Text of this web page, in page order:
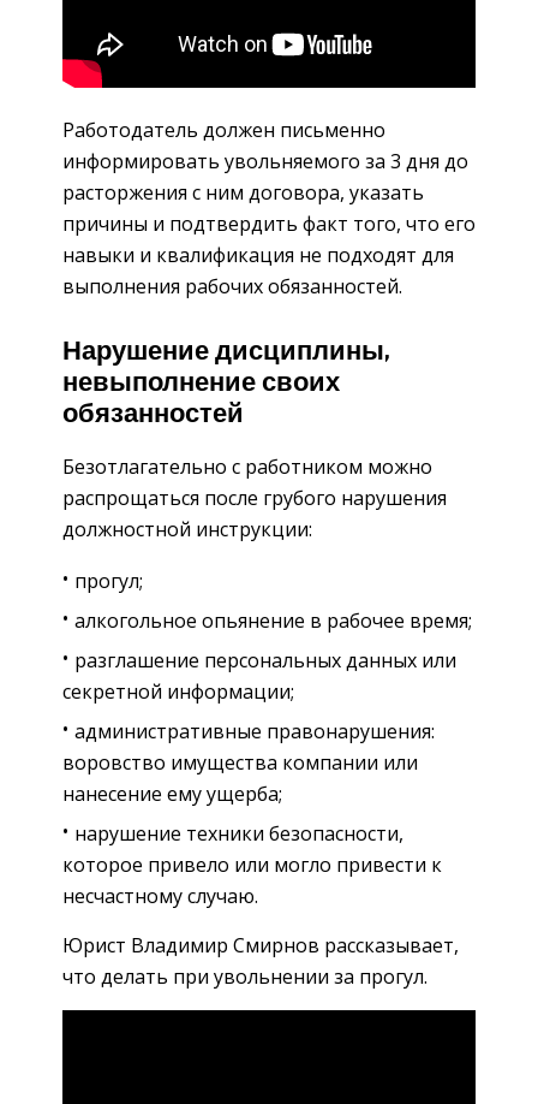
Работодатель должен письменно
информировать увольняемого за 3 дня до
расторжения с ним договора, указать
причины и подтвердить факт того, что его
навыки и квалификация не подходят для
выполнения рабочих обязанностей.
Нарушение дисциплины,
невыполнение своих
обязанностей
Безотлагательно с работником можно
распрощаться после грубого нарушения
должностной инструкции:
прогул;
алкогольное опьянение в рабочее время;
разглашение персональных данных или
секретной информации;
административные правонарушения:
воровство имущества компании или
нанесение ему ущерба;
нарушение техники безопасности,
которое привело или могло привести к
несчастному случаю.
Юрист Владимир Смирнов рассказывает,
что делать при увольнении за прогул.